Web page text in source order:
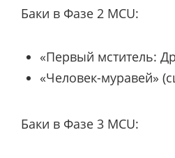
Баки в Фазе 2 MCU:
«Первый мститель:
«Человек-муравей»
Баки в Фазе 3 MCU: